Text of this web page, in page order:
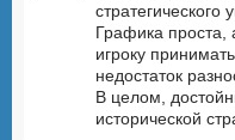
стратегического
Графика проста,
игроку
недостаток
В целом,
исторической